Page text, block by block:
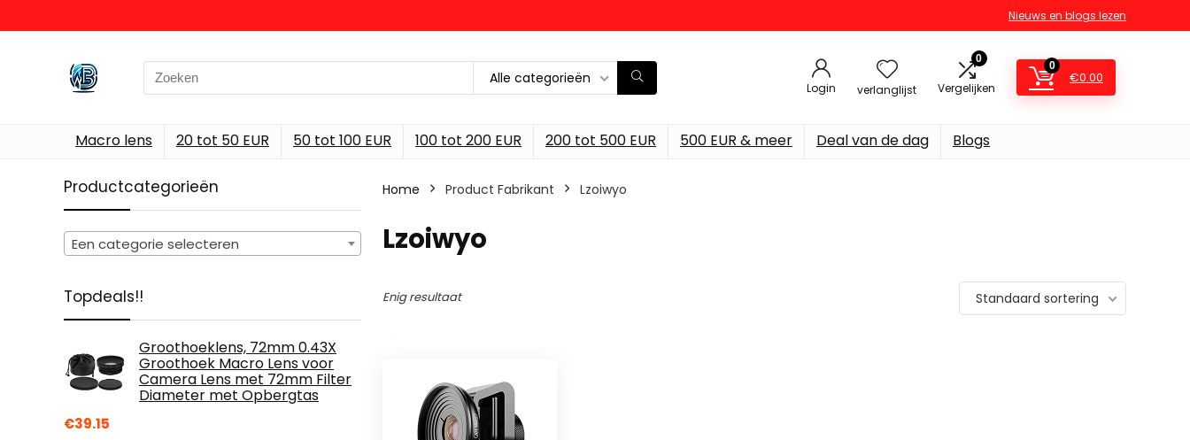
Nieuws en blogs lezen
Search
for:
Alle categorieën
Login verlanglijst
0
Vergelijken
0
€0.00
Macro lens 20 tot 50 EUR 50 tot 100 EUR 100 tot 200 EUR 200 tot 500 EUR 500 EUR & meer Deal van de dag Blogs
Productcategorieën
Een categorie selecteren
Topdeals!!
Groothoeklens, 72mm 0.43X
Groothoek Macro Lens voor
Camera Lens met 72mm Filter
Diameter met Opbergtas
€39.15
Home Product Fabrikant ‎Lzoiwyo
‎Lzoiwyo
Enig resultaat Standaard sortering